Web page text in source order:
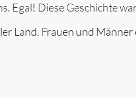
Egal! Diese Geschichte
Land. Frauen und